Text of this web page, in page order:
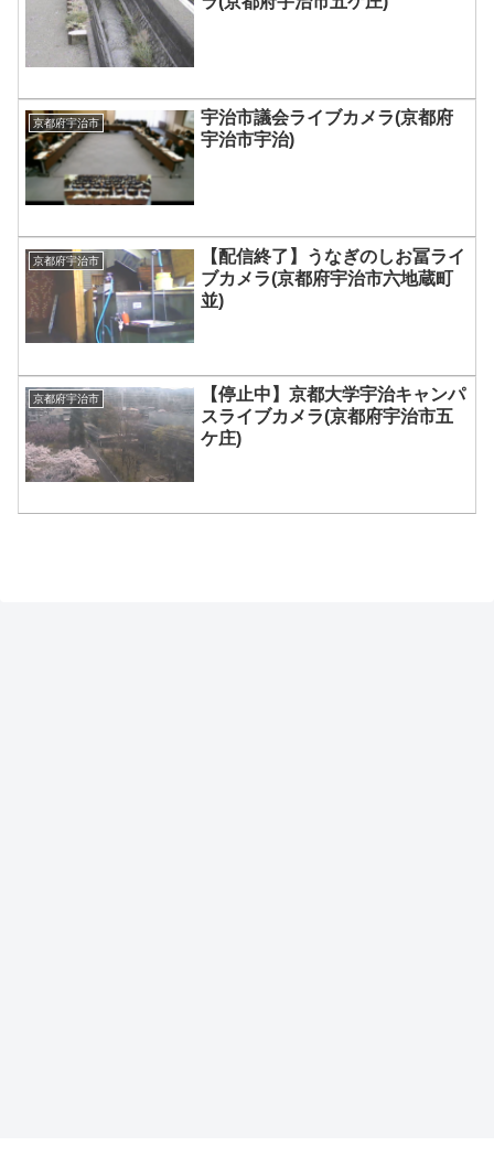
京都府宇治市
宇治市議会ライブカメラ(京都府
宇治市宇治)
京都府宇治市
【配信終了】うなぎのしお冨ライ
ブカメラ(京都府宇治市六地蔵町
並)
京都府宇治市
【停止中】京都大学宇治キャンパ
スライブカメラ(京都府宇治市五
ケ庄)